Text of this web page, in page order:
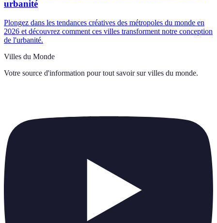
urbanité
Plongez dans les tendances créatives des métropoles du monde en
2026 et découvrez comment ces villes transforment notre conception
de l'urbanité.
Villes du Monde
Votre source d'information pour tout savoir sur villes du monde.